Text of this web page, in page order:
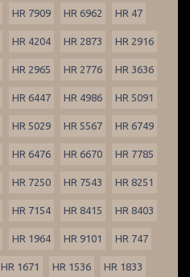
HR 7909 HR 6962 HR 47
HR 4204 HR 2873 HR 2916
HR 2965 HR 2776 HR 3636
HR 6447 HR 4986 HR 5091
HR 5029 HR 5567 HR 6749
HR 6476 HR 6670 HR 7785
HR 7250 HR 7543 HR 8251
HR 7154 HR 8415 HR 8403
HR 1964 HR 9101 HR 747
HR 1671 HR 1536 HR 1833